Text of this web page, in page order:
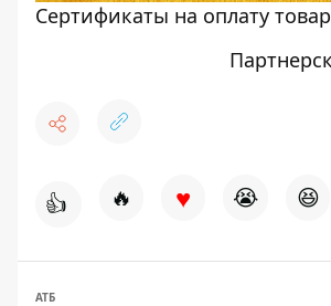
Сертификаты на оплату
👍 🔥 ♥ 😭 😆
АТБ